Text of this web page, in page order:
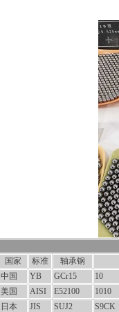
国家 标准
轴承钢
中国
YB GCr15
10
美国
AISI E52100
1010
日本
JIS SUJ2 S9CK